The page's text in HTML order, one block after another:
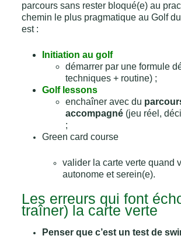
parcours sans rester bloqué(e) au
chemin le plus pragmatique au Golf
est :
Initiation au golf
démarrer par une formule
techniques + routine) ;
Golf lessons
enchaîner avec du
accompagné(jeu réel,
;
Green card course
valider la carte verte quand
autonome et serein(e).
Les erreurs qui font
traîner) la carte verte
Penser que c’est un test de